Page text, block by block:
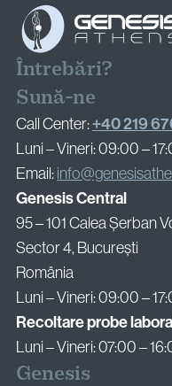
Întrebări?
Sună-ne
Call Center:+40 219
Luni – Vineri: 09:00 –
Email:
Genesis Central
95 – 101 Calea Șerban
Sector 4, București
România
Luni – Vineri: 09:00 –
Recoltare probe
Luni – Vineri: 07:00 –
Genesis